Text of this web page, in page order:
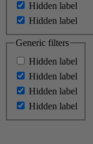
Hidden label
Hidden label
Generic filters
Hidden label
Hidden label
Hidden label
Hidden label